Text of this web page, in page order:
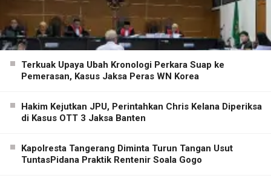
Terkuak Upaya Ubah Kronologi Perkara Suap ke
Pemerasan, Kasus Jaksa Peras WN Korea
Hakim Kejutkan JPU, Perintahkan Chris Kelana Diperiksa
di Kasus OTT 3 Jaksa Banten
Kapolresta Tangerang Diminta Turun Tangan Usut
TuntasPidana Praktik Rentenir Soala Gogo